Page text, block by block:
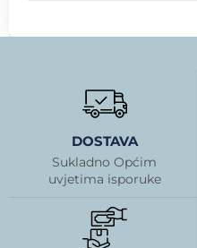
DOSTAVA
Sukladno Općim
uvjetima isporuke